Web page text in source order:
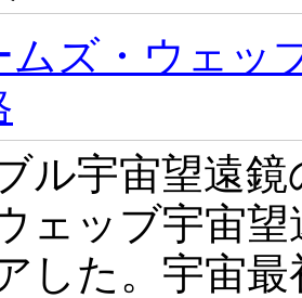
ムズ・ウェッ
ル宇宙望遠
ェッブ宇宙
した。宇宙